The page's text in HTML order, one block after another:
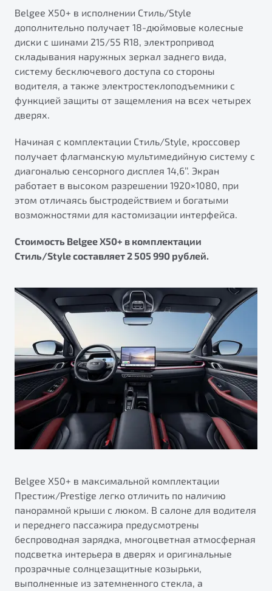
Belgee X50+ в исполнении Стиль/Style
дополнительно получает 18-дюймовые колесные
диски с шинами 215/55 R18, электропривод
складывания наружных зеркал заднего вида,
систему бесключевого доступа со стороны
водителя, а также электростеклоподъемники с
функцией защиты от защемления на всех четырех
дверях.
Начиная с комплектации Стиль/Style, кроссовер
получает флагманскую мультимедийную систему с
диагональю сенсорного дисплея 14,6’’. Экран
работает в высоком разрешении 1920×1080, при
этом отличаясь быстродействием и богатыми
возможностями для кастомизации интерфейса.
Стоимость Belgee X50+ в комплектации
Стиль/Style составляет 2 505 990 рублей.
Belgee X50+ в максимальной комплектации
Престиж/Prestige легко отличить по наличию
панорамной крыши с люком. В салоне для водителя
и переднего пассажира предусмотрены
беспроводная зарядка, многоцветная атмосферная
подсветка интерьера в дверях и оригинальные
прозрачные солнцезащитные козырьки,
выполненные из затемненного стекла, а